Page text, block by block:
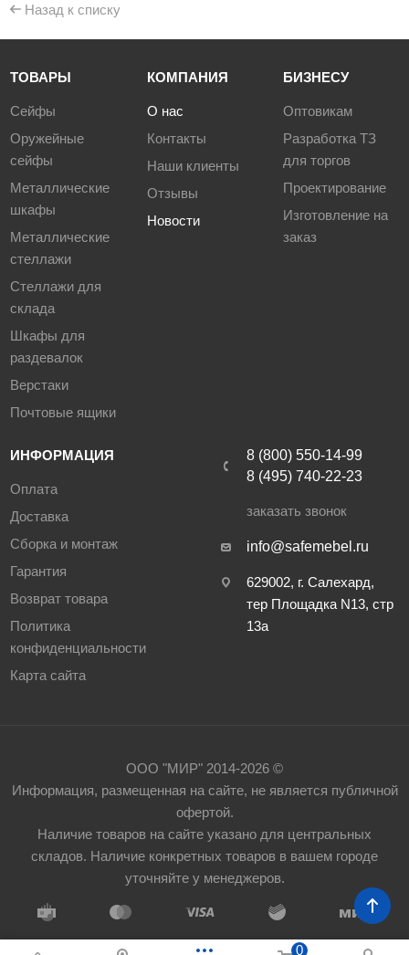
Назад к списку
ТОВАРЫ
Сейфы
Оружейные
сейфы
Металлические
шкафы
Металлические
стеллажи
Стеллажи для
склада
Шкафы для
раздевалок
Верстаки
Почтовые ящики
КОМПАНИЯ
О нас
Контакты
Наши клиенты
Отзывы
Новости
БИЗНЕСУ
Оптовикам
Разработка ТЗ
для торгов
Проектирование
Изготовление на
заказ
ИНФОРМАЦИЯ
Оплата
Доставка
Сборка и монтаж
Гарантия
Возврат товара
Политика
конфиденциальности
Карта сайта
8 (800) 550-14-99
8 (495) 740-22-23
заказать звонок
info@safemebel.ru
629002, г. Салехард,
тер Площадка N13, стр
13а
ООО "МИР" 2014-2026 ©
Информация, размещенная на сайте, не является публичной
офертой.
Наличие товаров на сайте указано для центральных
складов. Наличие конкретных товаров в вашем городе
уточняйте у менеджеров.
0